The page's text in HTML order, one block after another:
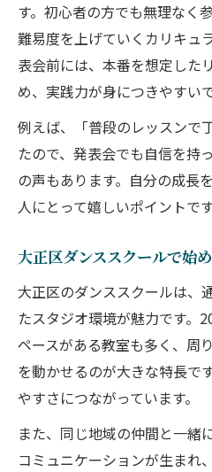
す。初心者の方でも無理なく
難易度を上げていくカリキュ
表会前には、本番を想定した
め、実践力が身につきやすいで
例えば、「普段のレッスンで
たので、発表会でも自信を持
の声もあります。自分の成長
人にとって嬉しいポイントです
大正区ダンススクールで始
大正区のダンススクールは、
たスタジオ環境が魅力です。
ペースがある教室も多く、周
を動かせるのが大きな特長で
やすさにつながっています。
また、同じ地域の仲間と一緒
コミュニケーションが生まれ